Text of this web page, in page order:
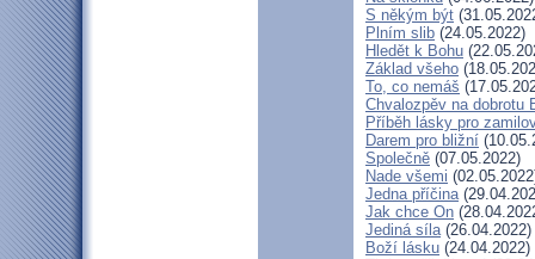
S někým být
Plním slib (24.05.2022)
Hledět k Bohu
Základ všeho
To, co nemáš
Chvalozpěv na dobrotu
Příběh lásky pro
Darem pro bližní
Společně (07.05.2022)
Nade všemi
Jedna příčina
Jak chce On
Jediná síla(26.04.2022)
Boží lásku (24.04.2022)